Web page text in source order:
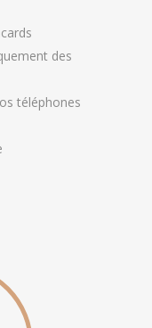
des
téléphones